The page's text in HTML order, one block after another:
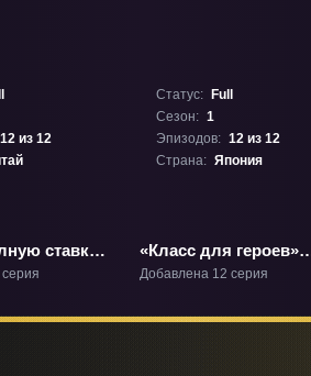
12 из 12
ставку
Статус:
Full
Сезон: 1
Эпизодов: 12 из 12
Страна: Япония
«Класс для героев»
ТВ-1
Добавлена 12 серия